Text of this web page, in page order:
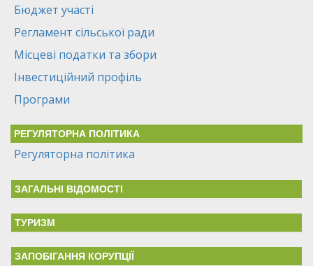
Бюджет участі
Регламент сільської ради
Місцеві податки та збори
Інвестиційний профіль
Програми
РЕГУЛЯТОРНА ПОЛІТИКА
Регуляторна політика
ЗАГАЛЬНІ ВІДОМОСТІ
ТУРИЗМ
ЗАПОБІГАННЯ КОРУПЦІЇ